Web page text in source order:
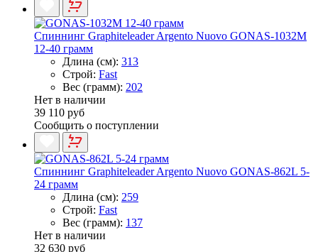
Спиннинг Graphiteleader Argento Nuovo GONAS-1032M
12-40 грамм
Длина (см): 313
Строй: Fast
Вес (грамм): 202
Нет в наличии
39 110 руб
Сообщить о поступлении
Спиннинг Graphiteleader Argento Nuovo GONAS-862L 5-
24 грамм
Длина (см): 259
Строй: Fast
Вес (грамм): 137
Нет в наличии
32 630 руб